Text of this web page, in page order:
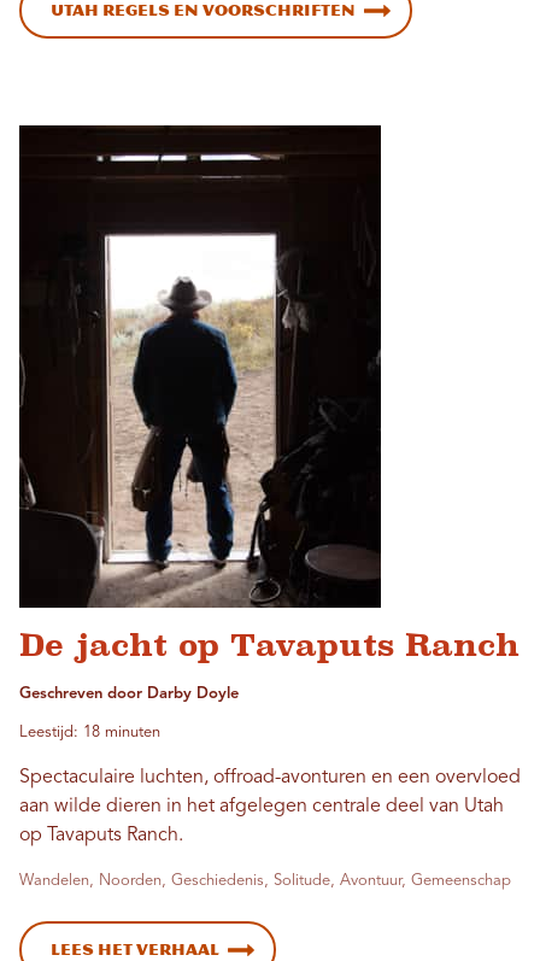
Utah Regels en voorschriften
De jacht op Tavaputs Ranch
Geschreven door Darby Doyle
Leestijd: 18 minuten
Spectaculaire luchten, offroad-avonturen en een overvloed
aan wilde dieren in het afgelegen centrale deel van Utah
op Tavaputs Ranch.
Wandelen, Noorden, Geschiedenis, Solitude, Avontuur, Gemeenschap
Lees het verhaal